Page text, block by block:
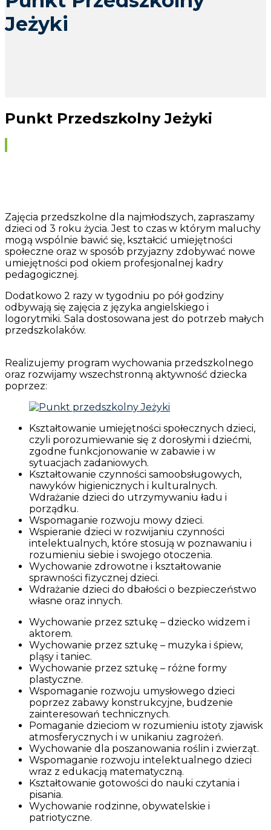
Jeżyki
Punkt Przedszkolny Jeżyki
Zajęcia przedszkolne dla najmłodszych, zapraszamy
dzieci od 3 roku życia. Jest to czas w którym maluchy
mogą wspólnie bawić się, kształcić umiejętności
społeczne oraz w sposób przyjazny zdobywać nowe
umiejętności pod okiem profesjonalnej kadry
pedagogicznej.
Dodatkowo 2 razy w tygodniu po pół godziny
odbywają się zajęcia z języka angielskiego i
logorytmiki. Sala dostosowana jest do potrzeb małych
przedszkolaków.
Realizujemy program wychowania przedszkolnego
oraz rozwijamy wszechstronną aktywność dziecka
poprzez:
Kształtowanie umiejętności społecznych dzieci,
czyli porozumiewanie się z dorosłymi i dziećmi,
zgodne funkcjonowanie w zabawie i w
sytuacjach zadaniowych.
Kształtowanie czynności samoobsługowych,
nawyków higienicznych i kulturalnych.
Wdrażanie dzieci do utrzymywaniu ładu i
porządku.
Wspomaganie rozwoju mowy dzieci.
Wspieranie dzieci w rozwijaniu czynności
intelektualnych, które stosują w poznawaniu i
rozumieniu siebie i swojego otoczenia.
Wychowanie zdrowotne i kształtowanie
sprawności fizycznej dzieci.
Wdrażanie dzieci do dbałości o bezpieczeństwo
własne oraz innych.
Wychowanie przez sztukę – dziecko widzem i
aktorem.
Wychowanie przez sztukę – muzyka i śpiew,
pląsy i taniec.
Wychowanie przez sztukę – różne formy
plastyczne.
Wspomaganie rozwoju umysłowego dzieci
poprzez zabawy konstrukcyjne, budzenie
zainteresowań technicznych.
Pomaganie dzieciom w rozumieniu istoty zjawisk
atmosferycznych i w unikaniu zagrożeń.
Wychowanie dla poszanowania roślin i zwierząt.
Wspomaganie rozwoju intelektualnego dzieci
wraz z edukacją matematyczną.
Kształtowanie gotowości do nauki czytania i
pisania.
Wychowanie rodzinne, obywatelskie i
patriotyczne.